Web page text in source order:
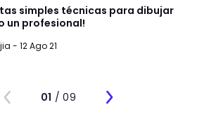
simples técnicas para dibujar
un profesional!
- 12 Ago 21
01 / 09